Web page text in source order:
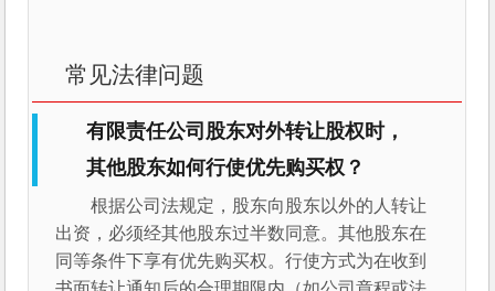
常见法律问题
有限责任公司股东对外转让股权时，
其他股东如何行使优先购买权？
根据公司法规定，股东向股东以外的人转让
出资，必须经其他股东过半数同意。其他股东在
同等条件下享有优先购买权。行使方式为在收到